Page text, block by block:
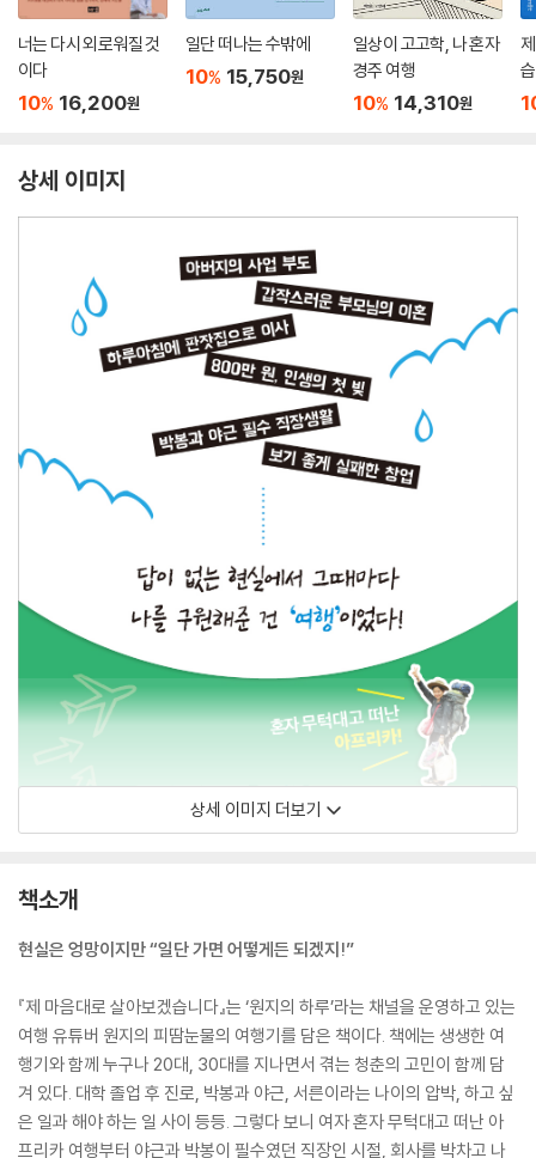
너는 다시 외로워질 것
이다
10% 16,200원
일단 떠나는 수밖에
10% 15,750원
일상이 고고학, 나 혼자
경주 여행
10% 14,310원
상세 이미지
상세 이미지 더보기
책소개
현실은 엉망이지만 “일단 가면 어떻게든 되겠지!”
『제 마음대로 살아보겠습니다』는 ‘원지의 하루’라는 채널을 운영하고 있는
여행 유튜버 원지의 피땀눈물의 여행기를 담은 책이다. 책에는 생생한 여
행기와 함께 누구나 20대, 30대를 지나면서 겪는 청춘의 고민이 함께 담
겨 있다. 대학 졸업 후 진로, 박봉과 야근, 서른이라는 나이의 압박, 하고 싶
은 일과 해야 하는 일 사이 등등. 그렇다 보니 여자 혼자 무턱대고 떠난 아
프리카 여행부터 야근과 박봉이 필수였던 직장인 시절, 회사를 박차고 나